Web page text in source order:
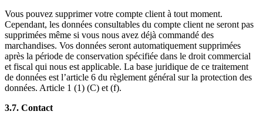
Vous pouvez supprimer votre compte client à tout moment.
Cependant, les données consultables du compte client ne seront pas
supprimées même si vous nous avez déjà commandé des
marchandises. Vos données seront automatiquement supprimées
après la période de conservation spécifiée dans le droit commercial
et fiscal qui nous est applicable. La base juridique de ce traitement
de données est l’article 6 du règlement général sur la protection des
données. Article 1 (1) (C) et (f).
3.7. Contact